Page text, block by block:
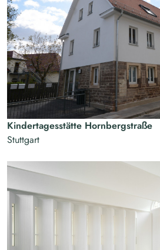
Kindertagesstätte Hornbergstraße
Stuttgart